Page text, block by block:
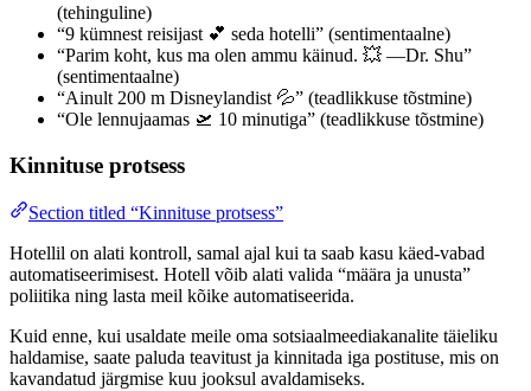
(tehinguline)
“9 kümnest reisijast 💕 seda hotelli” (sentimentaalne)
“Parim koht, kus ma olen ammu käinud. 💥 —Dr. Shu”
(sentimentaalne)
“Ainult 200 m Disneylandist 💦” (teadlikkuse tõstmine)
“Ole lennujaamas 🛫 10 minutiga” (teadlikkuse tõstmine)
Kinnituse protsess
Section titled “Kinnituse protsess”
Hotellil on alati kontroll, samal ajal kui ta saab kasu käed-vabad
automatiseerimisest. Hotell võib alati valida “määra ja unusta”
poliitika ning lasta meil kõike automatiseerida.
Kuid enne, kui usaldate meile oma sotsiaalmeediakanalite täieliku
haldamise, saate paluda teavitust ja kinnitada iga postituse, mis on
kavandatud järgmise kuu jooksul avaldamiseks.